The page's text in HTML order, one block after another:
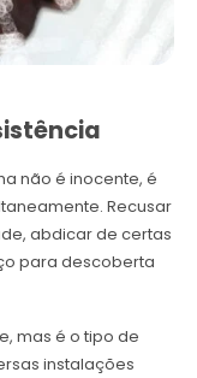
não é inocente, é
Recusar
abdicar de certas
para descoberta
mas é o tipo de
instalações